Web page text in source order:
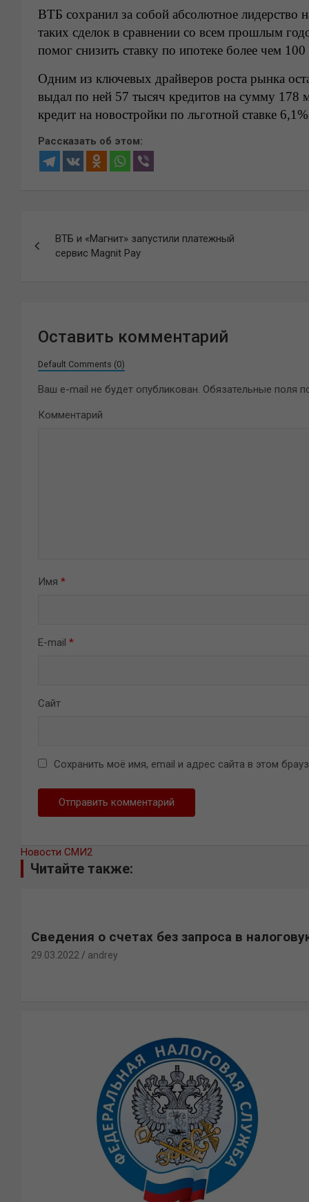
ВТБ сохранил за собой абсолютное лидерство
таких сделок в сравнении со всем прошлым
помог снизить ставку по ипотеке более чем
Одним из ключевых драйверов роста рынка
выдал по ней 57 тысяч кредитов на сумму
кредит на новостройки по льготной ставке
Рассказать об этом:
по
ВТБ и «Магнит» запустили платежный
сервис Magnit Pay
Оставить комментарий
Default Comments (0)
Ваш e-mail не будет опубликован. Обязательные поля
Комментарий
Имя *
E-mail *
Сайт
Сохранить моё имя, email и адрес сайта в этом
Новости СМИ2
Читайте также:
Сведения о счетах без запроса в
29.03.2022 andrey